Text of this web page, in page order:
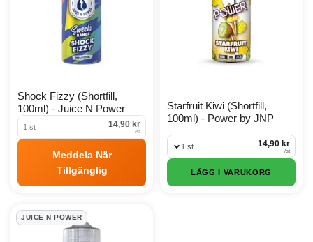
Shock Fizzy (Shortfill,
100ml) - Juice N Power
1 st 14,90 kr
/st
Meddela När
Tillgänglig
Starfruit Kiwi (Shortfill,
100ml) - Power by JNP
1 st 14,90 kr
/st
LÄGG I VARUKORG
JUICE N POWER